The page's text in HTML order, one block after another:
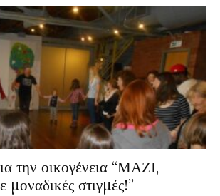
την οικογένεια “ΜΑΖΙ,
στιγμές!”